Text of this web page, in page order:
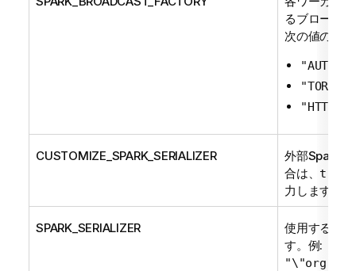
るブロード
次の値のい
"AUTO"
"HTTP"
CUSTOMIZE_SPARK_SERIALIZER
外部Sparkシ
合は、 true
力します。
SPARK_SERIALIZER
使用するシ
す。例: